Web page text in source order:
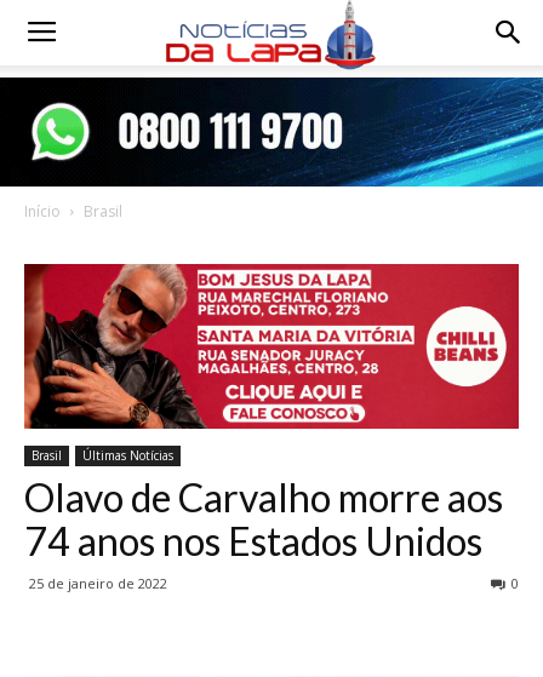
Notícias
Início Brasil
Brasil Últimas Notícias
Olavo de Carvalho morre aos
74 anos nos Estados Unidos
25 de janeiro de 2022 0